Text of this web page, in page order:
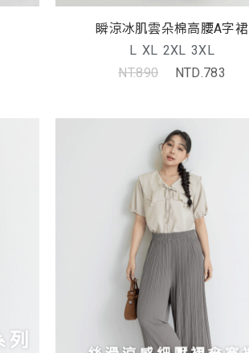
瞬涼冰肌雲朵棉高腰A字裙
L XL 2XL 3XL
NT.890
NTD.783